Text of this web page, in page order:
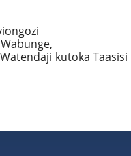
kutoka Taasisi